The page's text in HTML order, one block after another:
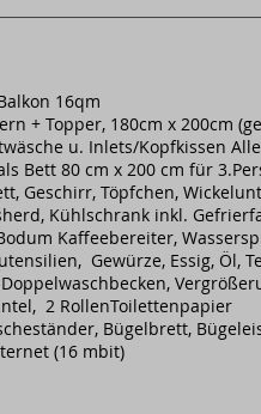
16qm
+ Topper, 180cm x 200cm
u. Inlets/Kopfkissen
Bett 80 cm x 200 cm für
Geschirr, Töpfchen,
Kühlschrank inkl.
Kaffeebereiter,
Gewürze, Essig, Öl,
2 RollenToilettenpapier
Bügelbrett,
(16 mbit)